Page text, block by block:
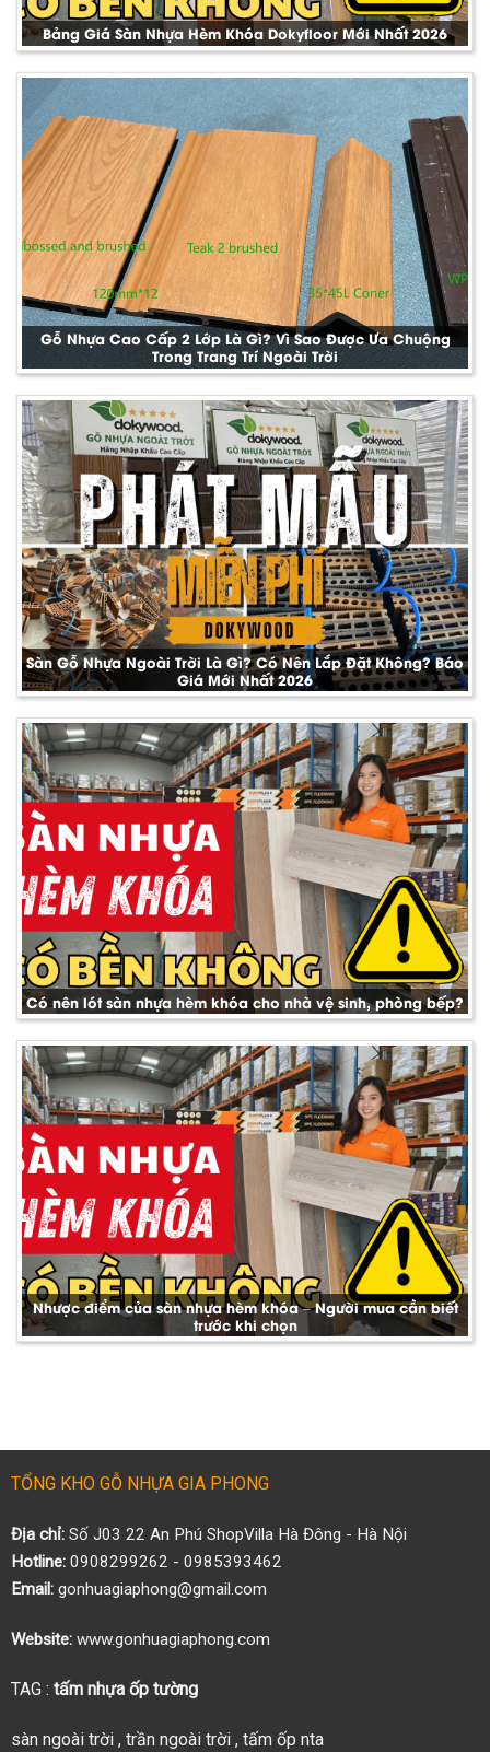
Bảng Giá Sàn Nhựa Hèm Khóa Dokyfloor Mới Nhất 2026
Gỗ Nhựa Cao Cấp 2 Lớp Là Gì? Vì Sao Được Ưa Chuộng
Trong Trang Trí Ngoài Trời
Sàn Gỗ Nhựa Ngoài Trời Là Gì? Có Nên Lắp Đặt Không? Báo
Giá Mới Nhất 2026
Có nên lót sàn nhựa hèm khóa cho nhà vệ sinh, phòng bếp?
Nhược điểm của sàn nhựa hèm khóa – Người mua cần biết
trước khi chọn
TỔNG KHO GỖ NHỰA GIA PHONG
Địa chỉ:Số J03 22 An Phú ShopVilla Hà Đông - Hà Nội
Hotline:0908299262 - 0985393462
Email:gonhuagiaphong@gmail.com
Website:www.gonhuagiaphong.com
TAG : tấm nhựa ốp tường
sàn ngoài trời, trần ngoài trời, tấm ốp nta